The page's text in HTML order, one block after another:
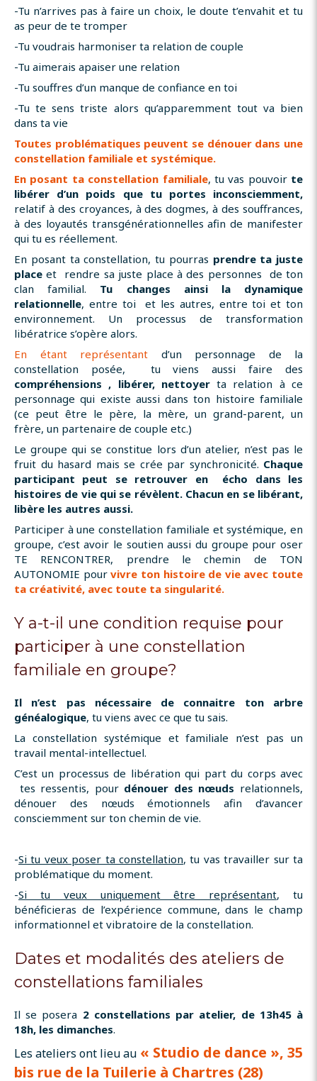
-Tu n’arrives pas à faire un choix, le doute t’envahit et tu
as peur de te tromper
-Tu voudrais harmoniser ta relation de couple
-Tu aimerais apaiser une relation
-Tu souffres d’un manque de confiance en toi
-Tu te sens triste alors qu’apparemment tout va bien
dans ta vie
Toutes problématiques peuvent se dénouer dans une
constellation familiale et systémique.
En posant ta constellation familiale, tu vas pouvoir te
libérer d’un poids que tu portes inconsciemment,
relatif à des croyances, à des dogmes, à des souffrances,
à des loyautés transgénérationnelles afin de manifester
qui tu es réellement.
En posant ta constellation, tu pourras prendre ta juste
place et rendre sa juste place à des personnes de ton
clan familial. Tu changes ainsi la dynamique
relationnelle, entre toi et les autres, entre toi et ton
environnement. Un processus de transformation
libératrice s’opère alors.
En étant représentant d’un personnage de la
constellation posée, tu viens aussi faire des
compréhensions , libérer, nettoyerta relation à ce
personnage qui existe aussi dans ton histoire familiale
(ce peut être le père, la mère, un grand-parent, un
frère, un partenaire de couple etc.)
Le groupe qui se constitue lors d’un atelier, n’est pas le
fruit du hasard mais se crée par synchronicité. Chaque
participant peut se retrouver en écho dans les
histoires de vie qui se révèlent. Chacun en se libérant,
libère les autres aussi.
Participer à une constellation familiale et systémique, en
groupe, c’est avoir le soutien aussi du groupe pour oser
TE RENCONTRER, prendre le chemin de TON
AUTONOMIE pourvivre ton histoire de vie avec toute
ta créativité, avec toute ta singularité.
Y a-t-il une condition requise pour
participer à une constellation
familiale en groupe?
Il n’est pas nécessaire de connaitre ton arbre
généalogique, tu viens avec ce que tu sais.
La constellation systémique et familiale n’est pas un
travail mental-intellectuel.
C’est un processus de libération qui part du corps avec
tes ressentis, pour dénouer des nœuds relationnels,
dénouer des nœuds émotionnels afin d’avancer
consciemment sur ton chemin de vie.
-Si tu veux poser ta constellation, tu vas travailler sur ta
problématique du moment.
-Si tu veux uniquement être représentant, tu
bénéficieras de l’expérience commune, dans le champ
informationnel et vibratoire de la constellation.
Dates et modalités des ateliers de
constellations familiales
Il se posera 2 constellations par atelier, de 13h45 à
18h, les dimanches.
Les ateliers ont lieu au « Studio de dance », 35
bis rue de la Tuilerie à Chartres (28)